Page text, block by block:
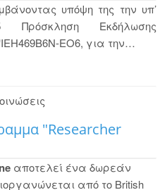
υπόψη της την υπ’
Πρόσκληση Εκδήλωσης
ΕΟ6, για την…
"Researcher
αποτελεί ένα δωρεάν
από το British